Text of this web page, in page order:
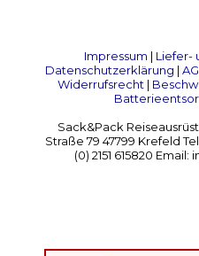
Impressum | Liefer-
Datenschutzerklärung |
Widerrufsrecht|
Sack&Pack
Straße 79 47799 Krefeld
(0) 2151 615820